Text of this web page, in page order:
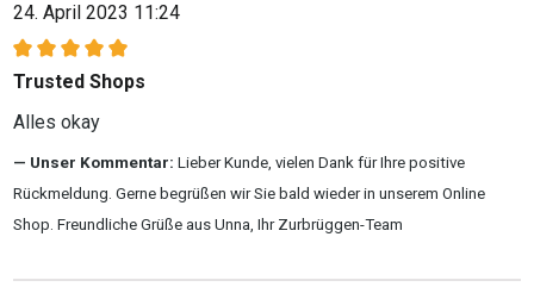
24. April 2023 11:24
Bewertung mit 5 von 5 Sternen
Trusted Shops
Alles okay
Unser Kommentar: Lieber Kunde, vielen Dank für Ihre positive
Rückmeldung. Gerne begrüßen wir Sie bald wieder in unserem Online
Shop. Freundliche Grüße aus Unna, Ihr Zurbrüggen-Team